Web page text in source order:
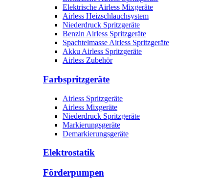
Elektrische Airless Mixgeräte
Airless Heizschlauchsystem
Niederdruck Spritzgeräte
Benzin Airless Spritzgeräte
Spachtelmasse Airless Spritzgeräte
Akku Airless Spritzgeräte
Airless Zubehör
Farbspritzgeräte
Airless Spritzgeräte
Airless Mixgeräte
Niederdruck Spritzgeräte
Markierungsgeräte
Demarkierungsgeräte
Elektrostatik
Förderpumpen